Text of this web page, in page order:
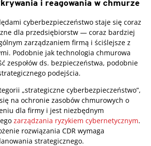
i reagowania w chmurze
cyberbezpieczeństwo staje się coraz
dla przedsiębiorstw — coraz bardziej
zarządzaniem firmą i ściślejsze z
Podobnie jak technologia chmurowa
zespołów ds. bezpieczeństwa, podobnie
podejścia.
„strategiczne cyberbezpieczeństwo”,
na ochronie zasobów chmurowych o
dla firmy i jest niezbędnym
zarządzania ryzykiem cybernetycznym.
rozwiązania CDR wymaga
strategicznego.